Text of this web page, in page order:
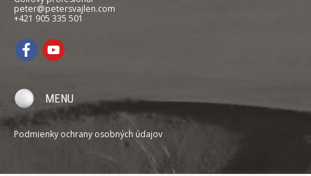
peter@petersvajlen.com
+421 905 335 501
MENU
Podmienky ochrany osobných údajov